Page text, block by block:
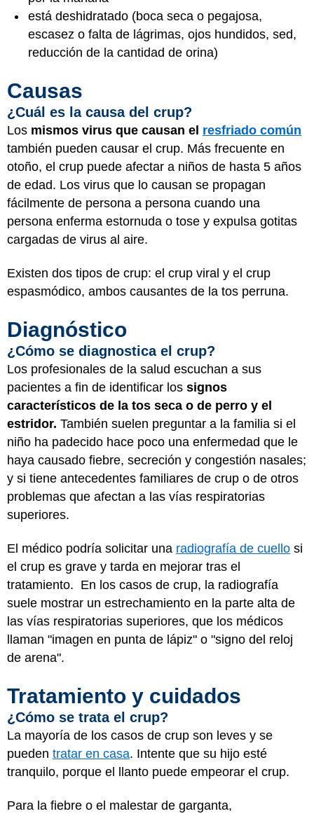
está deshidratado (boca seca o pegajosa,
escasez o falta de lágrimas, ojos hundidos, sed,
reducción de la cantidad de orina)
Causas
¿Cuál es la causa del crup?
Los mismos virus que causan el resfriado común
también pueden causar el crup. Más frecuente en
otoño, el crup puede afectar a niños de hasta 5 años
de edad. Los virus que lo causan se propagan
fácilmente de persona a persona cuando una
persona enferma estornuda o tose y expulsa gotitas
cargadas de virus al aire.
Existen dos tipos de crup: el crup viral y el crup
espasmódico, ambos causantes de la tos perruna.
Diagnóstico
¿Cómo se diagnostica el crup?
Los profesionales de la salud escuchan a sus
pacientes a fin de identificar los signos
característicos de la tos seca o de perro y el
estridor. También suelen preguntar a la familia si el
niño ha padecido hace poco una enfermedad que le
haya causado fiebre, secreción y congestión nasales;
y si tiene antecedentes familiares de crup o de otros
problemas que afectan a las vías respiratorias
superiores.
El médico podría solicitar una radiografía de cuello si
el crup es grave y tarda en mejorar tras el
tratamiento. En los casos de crup, la radiografía
suele mostrar un estrechamiento en la parte alta de
las vías respiratorias superiores, que los médicos
llaman "imagen en punta de lápiz" o "signo del reloj
de arena".
Tratamiento y cuidados
¿Cómo se trata el crup?
La mayoría de los casos de crup son leves y se
pueden tratar en casa. Intente que su hijo esté
tranquilo, porque el llanto puede empeorar el crup.
Para la fiebre o el malestar de garganta,